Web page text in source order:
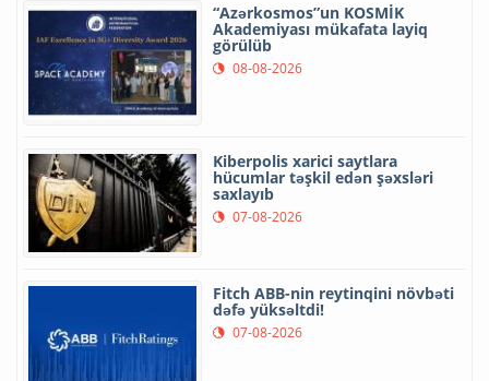
“Azərkosmos”un KOSMİK
Akademiyası mükafata layiq
görülüb
08-08-2026
Kiberpolis xarici saytlara
hücumlar təşkil edən şəxsləri
saxlayıb
07-08-2026
Fitch ABB-nin reytinqini növbəti
dəfə yüksəltdi!
07-08-2026